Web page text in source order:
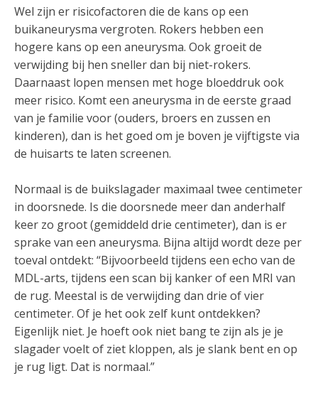
Wel zijn er risicofactoren die de kans op een
buikaneurysma vergroten. Rokers hebben een
hogere kans op een aneurysma. Ook groeit de
verwijding bij hen sneller dan bij niet-rokers.
Daarnaast lopen mensen met hoge bloeddruk ook
meer risico. Komt een aneurysma in de eerste graad
van je familie voor (ouders, broers en zussen en
kinderen), dan is het goed om je boven je vijftigste via
de huisarts te laten screenen.
Normaal is de buikslagader maximaal twee centimeter
in doorsnede. Is die doorsnede meer dan anderhalf
keer zo groot (gemiddeld drie centimeter), dan is er
sprake van een aneurysma. Bijna altijd wordt deze per
toeval ontdekt: “Bijvoorbeeld tijdens een echo van de
MDL-arts, tijdens een scan bij kanker of een MRI van
de rug. Meestal is de verwijding dan drie of vier
centimeter. Of je het ook zelf kunt ontdekken?
Eigenlijk niet. Je hoeft ook niet bang te zijn als je je
slagader voelt of ziet kloppen, als je slank bent en op
je rug ligt. Dat is normaal.”